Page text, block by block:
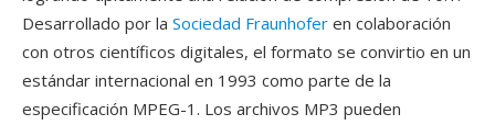
Desarrollado por la Sociedad Fraunhofer en colaboración
con otros científicos digitales, el formato se convirtio en un
estándar internacional en 1993 como parte de la
especificación MPEG-1. Los archivos MP3 pueden